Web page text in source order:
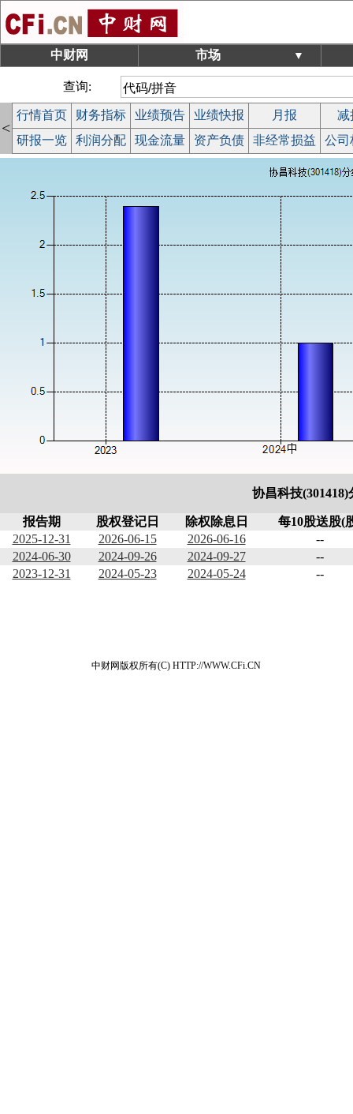
中财网 市场 ▼
查询:
<
行情首页 财务指标 业绩预告 业绩快报 月报
减
研报一览
利润分配 现金流量 资产负债 非经常损益 公司
协昌科技(301418)
报告期 股权登记日 除权除息日
每10股送股(
2025-12-31
2026-06-15 2026-06-16
--
2024-06-30
2024-09-26 2024-09-27
--
2023-12-31
2024-05-23 2024-05-24 --
中财网版权所有(C) HTTP://WWW.CFi.CN